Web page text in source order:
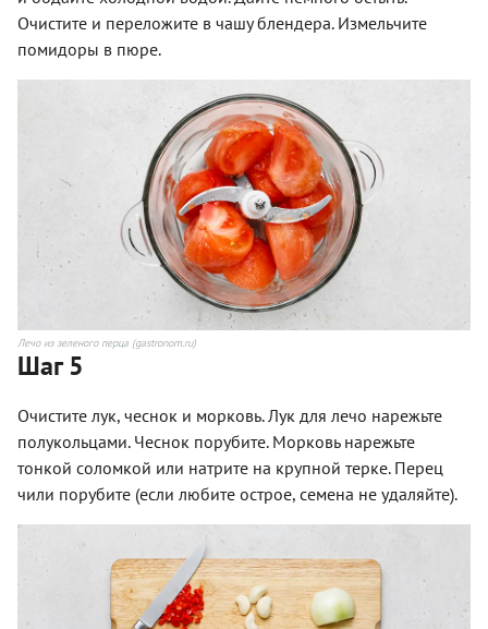
Очистите и переложите в чашу блендера. Измельчите
помидоры в пюре.
Лечо из зеленого перца (gastronom.ru)
Шаг 5
Очистите лук, чеснок и морковь. Лук для лечо нарежьте
полукольцами. Чеснок порубите. Морковь нарежьте
тонкой соломкой или натрите на крупной терке. Перец
чили порубите (если любите острое, семена не удаляйте).